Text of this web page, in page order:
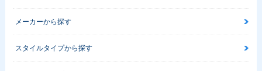
メーカーから探す
スタイルタイプから探す